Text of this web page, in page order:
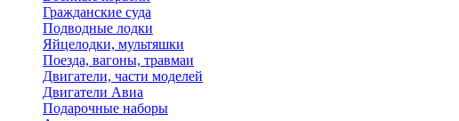
Гражданские суда
Подводные лодки
Яйцелодки, мультяшки
Поезда, вагоны, травмаи
Двигатели, части моделей
Двигатели Авиа
Подарочные наборы